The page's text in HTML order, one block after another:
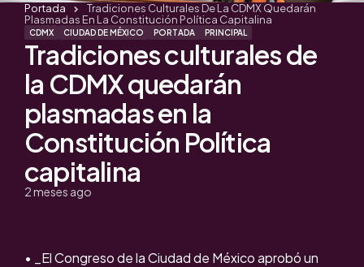
CDMX CIUDAD DE MÉXICO PORTADA PRINCIPAL
Tradiciones culturales de
la CDMX quedarán
plasmadas en la
Constitución Política
capitalina
2 meses ago
Portada
Tradiciones Culturales De La CDMX Quedarán
Plasmadas En La Constitución Política Capitalina
• _El Congreso de la Ciudad de México aprobó un